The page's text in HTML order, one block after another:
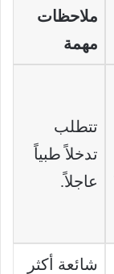
ملاحظات
مهمة
تتطلب
تدخلاً طبياً
عاجلاً.
شائعة أكثر